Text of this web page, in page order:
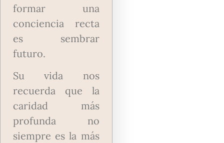
formar una
conciencia recta
es sembrar
futuro.
Su vida nos
recuerda que la
caridad más
profunda no
siempre es la más